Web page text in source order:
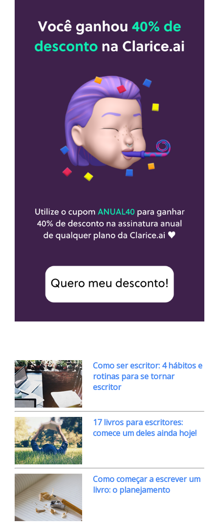
Como ser escritor: 4 hábitos e
rotinas para se tornar
escritor
17 livros para escritores:
comece um deles ainda hoje!
Como começar a escrever um
livro: o planejamento